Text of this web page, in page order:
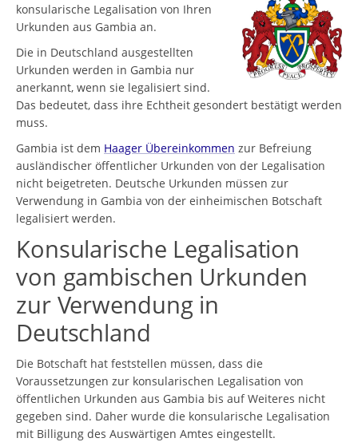
konsularische Legalisation von Ihren
Urkunden aus Gambia an.
Die in Deutschland ausgestellten
Urkunden werden in Gambia nur
anerkannt, wenn sie legalisiert sind.
Das bedeutet, dass ihre Echtheit gesondert bestätigt werden
muss.
Gambia ist dem Haager Übereinkommen zur Befreiung
ausländischer öffentlicher Urkunden von der Legalisation
nicht beigetreten. Deutsche Urkunden müssen zur
Verwendung in Gambia von der einheimischen Botschaft
legalisiert werden.
Konsularische Legalisation
von gambischen Urkunden
zur Verwendung in
Deutschland
Die Botschaft hat feststellen müssen, dass die
Voraussetzungen zur konsularischen Legalisation von
öffentlichen Urkunden aus Gambia bis auf Weiteres nicht
gegeben sind. Daher wurde die konsularische Legalisation
mit Billigung des Auswärtigen Amtes eingestellt.